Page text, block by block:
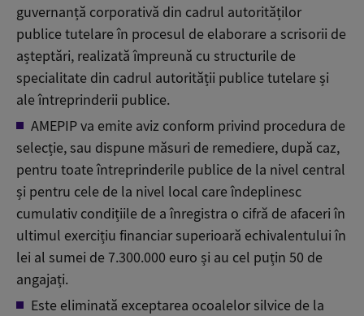
guvernanță corporativă din cadrul autorităților
publice tutelare în procesul de elaborare a scrisorii de
așteptări, realizată împreună cu structurile de
specialitate din cadrul autorității publice tutelare și
ale întreprinderii publice.
AMEPIP va emite aviz conform privind procedura de
selecție, sau dispune măsuri de remediere, după caz,
pentru toate întreprinderile publice de la nivel central
și pentru cele de la nivel local care îndeplinesc
cumulativ condițiile de a înregistra o cifră de afaceri în
ultimul exercițiu financiar superioară echivalentului în
lei al sumei de 7.300.000 euro și au cel puțin 50 de
angajați.
Este eliminată exceptarea ocoalelor silvice de la